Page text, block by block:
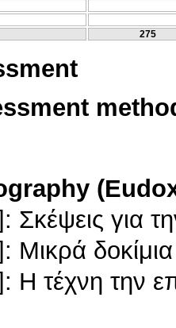
275
Σκέψεις για
Μικρά
Η τέχνη την